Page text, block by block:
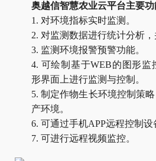
奥越信智慧农业云平台主要功
1. 对环境指标实时监测。
2. 对监测数据进行统计分析
3. 监测环境报警预警功能。
4. 可绘制基于WEB的图形监
形界面上进行监测与控制。
5.制定作物生长环境控制策
产环境。
6. 可通过手机APP远程控制设
7. 可进行远程视频监控。